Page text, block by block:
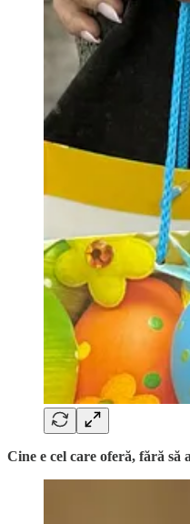
Cine e cel care oferă, fără să